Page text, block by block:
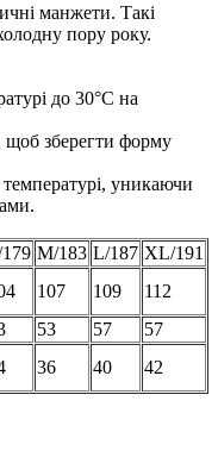
манжети. Такі
пору року.
до 30°C на
зберегти форму
уникаючи
179 M/183 L/187 XL/191
107 109
112
53 57
57
36 40 42